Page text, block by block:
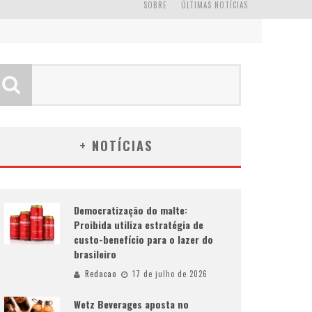
ÚLTIMAS NOTÍCIAS
SOBRE
+ NOTÍCIAS
Democratização do malte:
Proibida utiliza estratégia de
custo-benefício para o lazer do
brasileiro
Redacao 17 de julho de 2026
Wetz Beverages aposta no